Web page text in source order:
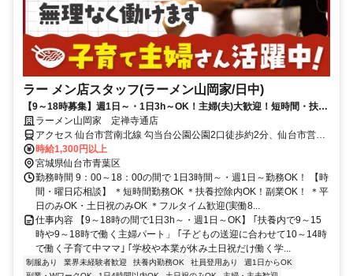
ラー メン店スタッフ(ラーメン山岡家/日中)
【9～18時募集】週1日～・1日3h～OK！主婦(夫)大歓迎！短時間・扶養
内勤務OK！
ラーメン山岡家 定禅寺通店
アクセス 仙台市営南北線 勾当台公園公園2口徒歩約2分、仙台市営南
北線 広瀬通西6口徒歩約7分、仙台市営東西線 青葉通一番町北1口徒
歩約10分 勾当台公園駅より徒歩2分
時給1,300円以上
宮城県仙台市青葉区
勤務時間 9：00～18：00の間で 1日3時間～・週1日～勤務OK！ 【時
間・曜日応相談】 ＊短時間勤務OK ＊扶養控除内OK！副業OK！ ＊平
日のみOK・土日祝のみOK ＊フルタイム歓迎(実働8...
仕事内容 【9～18時の間で1日3h～・週1日～OK】 ｢扶養内で9～15
時や9～18時で働く主婦パート」 ｢子どもの送迎に合わせて10～14時
で働く子育て中ママ｣ ｢学校や本業が休み土日祝だけ働く学...
制服あり 業界未経験者歓迎 扶養内勤務OK 社員登用あり
週1日からOK